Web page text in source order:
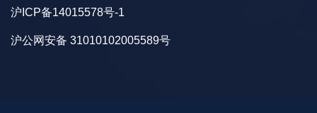
沪ICP备14015578号-1
沪公网安备 31010102005589号